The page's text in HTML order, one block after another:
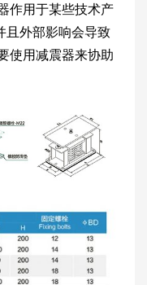
作用于某些技术产
且外部影响会导致
使用减震器来协助